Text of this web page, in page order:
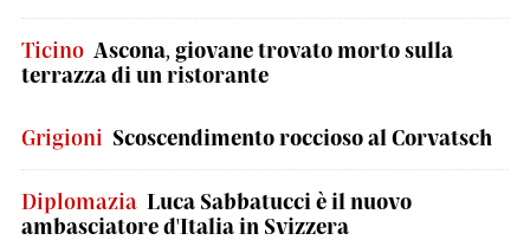
Ticino Ascona, giovane trovato morto sulla
terrazza di un ristorante
Grigioni Scoscendimento roccioso al Corvatsch
Diplomazia Luca Sabbatucci è il nuovo
ambasciatore d'Italia in Svizzera